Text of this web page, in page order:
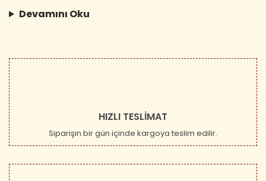
Devamını Oku
HIZLI TESLİMAT
Siparişin bir gün içinde kargoya teslim edilir.